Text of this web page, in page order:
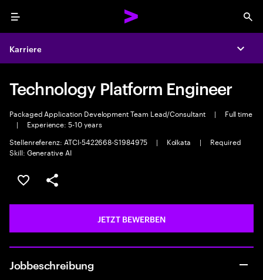
Menu
Karriere
Technology Platform Engineer
Packaged Application Development Team Lead/Consultant |
Full time
|
Experience: 5-10 years
Stellenreferenz: ATCI-5422668-S1984975
| Kolkata |
Required
Skill: Generative AI
JOB SPEICHERN
Teilen
JETZT BEWERBEN
Jobbeschreibung